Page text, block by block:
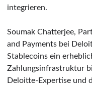
integrieren.
Soumak Chatterjee,
and Payments bei
Stablecoins ein
Zahlungsinfrastruktur
Deloitte-Expertise und